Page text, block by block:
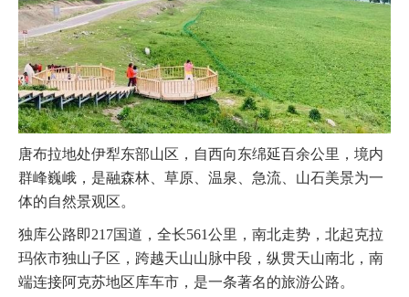
唐布拉地处伊犁东部山区，自西向东绵延百余公里，境内
群峰巍峨，是融森林、草原、温泉、急流、山石美景为一
体的自然景观区。
独库公路即217国道，全长561公里，南北走势，北起克拉
玛依市独山子区，跨越天山山脉中段，纵贯天山南北，南
端连接阿克苏地区库车市，是一条著名的旅游公路。